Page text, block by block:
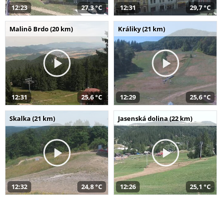
12:23 27,3 °C 12:31 29,7 °C
Malinô Brdo (20 km)
12:31 25,6 °C
Králiky (21 km)
12:29 25,6 °C
Skalka (21 km)
12:32 24,8 °C
Jasenská dolina (22 km)
12:26 25,1 °C